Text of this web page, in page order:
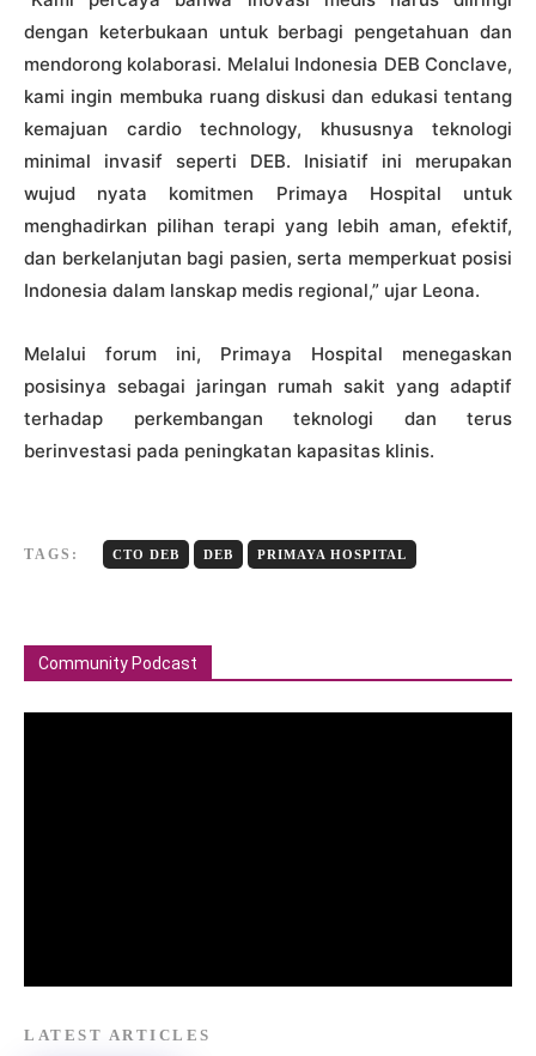
dengan keterbukaan untuk berbagi pengetahuan dan
mendorong kolaborasi. Melalui Indonesia DEB Conclave,
kami ingin membuka ruang diskusi dan edukasi tentang
kemajuan cardio technology, khususnya teknologi
minimal invasif seperti DEB. Inisiatif ini merupakan
wujud nyata komitmen Primaya Hospital untuk
menghadirkan pilihan terapi yang lebih aman, efektif,
dan berkelanjutan bagi pasien, serta memperkuat posisi
Indonesia dalam lanskap medis regional,” ujar Leona.
Melalui forum ini, Primaya Hospital menegaskan
posisinya sebagai jaringan rumah sakit yang adaptif
terhadap perkembangan teknologi dan terus
berinvestasi pada peningkatan kapasitas klinis.
TAGS: CTO DEB DEB PRIMAYA HOSPITAL
Community Podcast
LATEST ARTICLES